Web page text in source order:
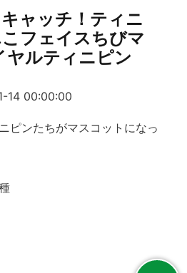
キャッチ！ティニ
フェイスちびマ
ヤルティニピン
14 00:00:00
ピンたちがマスコットになっ